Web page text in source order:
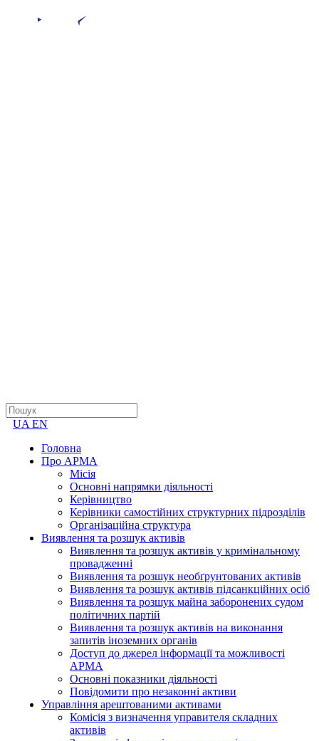
UA EN
Головна
Про АРМА
Місія
Основні напрямки діяльності
Керівництво
Керівники самостійних структурних підрозділів
Організаційна структура
Виявлення та розшук активів
Виявлення та розшук активів у кримінальному
провадженні
Виявлення та розшук необґрунтованих активів
Виявлення та розшук активів підсанкційних осіб
Виявлення та розшук майна заборонених судом
політичних партій
Виявлення та розшук активів на виконання
запитів іноземних органів
Доступ до джерел інформації та можливості
АРМА
Основні показники діяльності
Повідомити про незаконні активи
Управління арештованими активами
Комісія з визначення управителя складних
активів